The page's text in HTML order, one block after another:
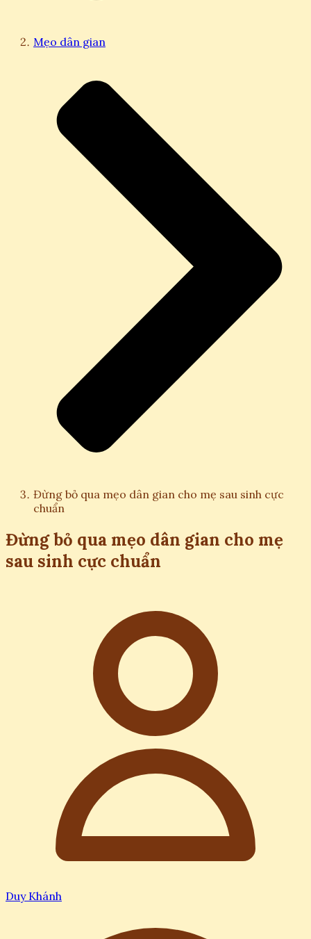
Mẹo dân gian
Đừng bỏ qua mẹo dân gian cho mẹ sau sinh cực
chuẩn
Đừng bỏ qua mẹo dân gian cho mẹ
sau sinh cực chuẩn
Duy Khánh